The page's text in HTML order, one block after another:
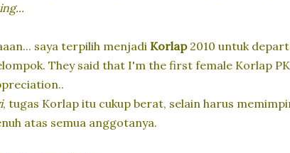
saya terpilih menjadi Korlap2010 untuk
They said that I'm the first female Korlap
, tugas Korlap itu cukup berat, selain harus
atas semua anggotanya.